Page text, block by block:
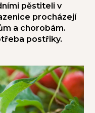
pěstiteli v
procházejí
a chorobám.
postřiky.